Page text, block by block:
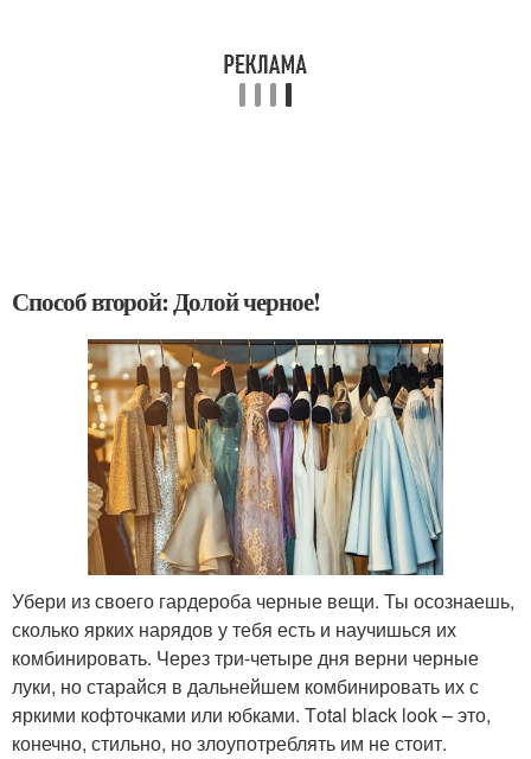
Способ второй: Долой черное!
Убери из своего гардероба черные вещи. Ты осознаешь,
сколько ярких нарядов у тебя есть и научишься их
комбинировать. Через три-четыре дня верни черные
луки, но старайся в дальнейшем комбинировать их с
яркими кофточками или юбками. Tоtal black look – это,
конечно, стильно, но злоупотреблять им не стоит.